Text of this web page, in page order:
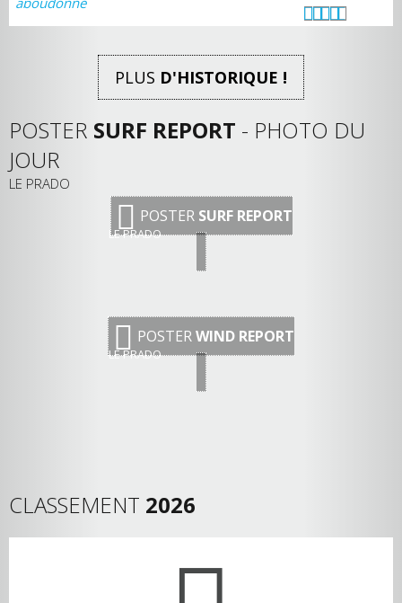
PLUS D'HISTORIQUE !
POSTER SURF REPORT - PHOTO DU
JOUR
LE PRADO
POSTER SURF REPORT
LE PRADO
POSTERWIND REPORT
LE PRADO
CLASSEMENT 2026